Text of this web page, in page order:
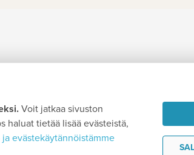
Voit jatkaa sivuston
haluat tietää lisää evästeistä,
evästekäytännöistämme